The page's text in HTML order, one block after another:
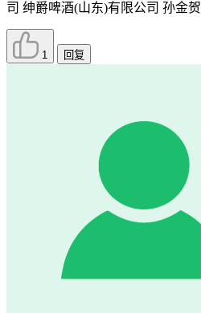
司 绅爵啤酒(山东)有限公司 孙金贺
1 回复